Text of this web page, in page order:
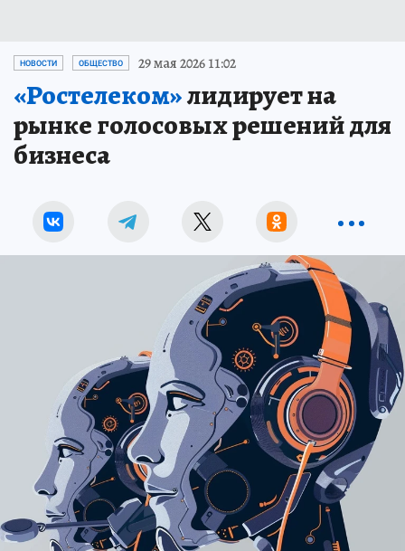
НОВОСТИ ОБЩЕСТВО 29 мая 2026 11:02
«Ростелеком»лидирует на
рынке голосовых решений для
бизнеса